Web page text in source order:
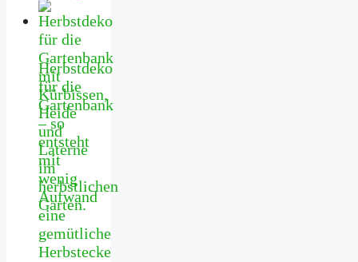
Herbstdeko
für die
Gartenbank
– so
entsteht
mit
wenig
Aufwand
eine
gemütliche
Herbstecke